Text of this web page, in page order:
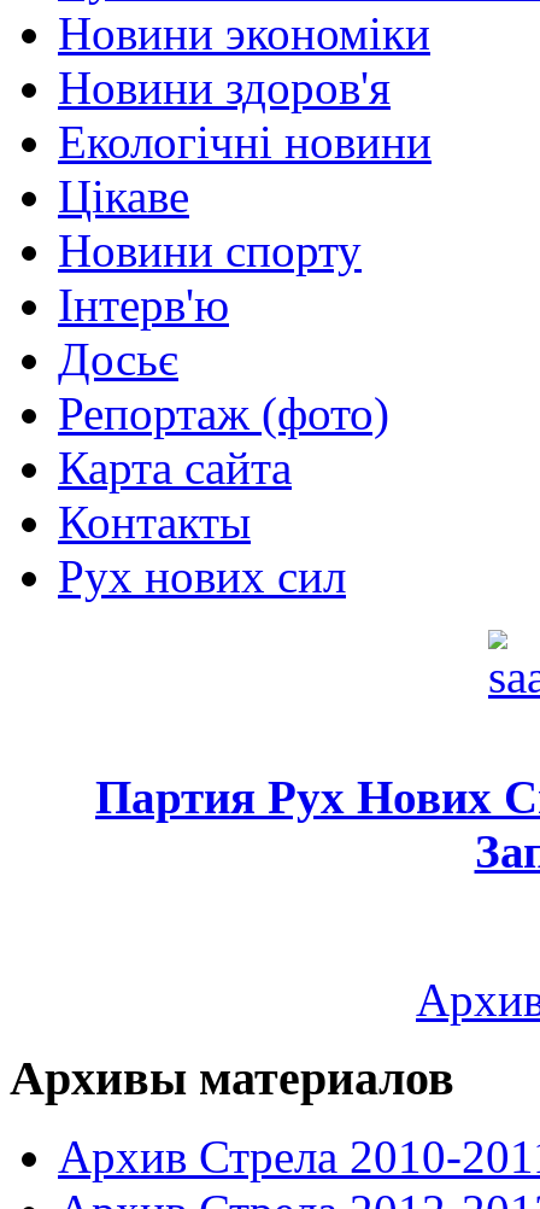
Новини экономіки
Новини здоров'я
Екологічні новини
Цікаве
Новини спорту
Інтерв'ю
Досьє
Репортаж (фото)
Карта сайта
Контакты
Рух нових сил
Партия Рух Нових
Архивы материалов
Архив Стрела 2010-